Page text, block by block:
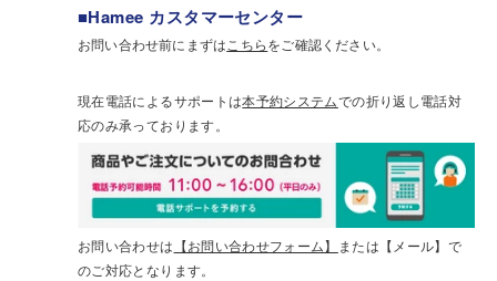
■Hamee カスタマーセンター
お問い合わせ前にまずは こちらをご確認ください。
現在電話によるサポートは本予約システムでの折り返し電話対
応のみ承っております。
お問い合わせは 【お問い合わせフォーム】 または【メール】で
のご対応となります。